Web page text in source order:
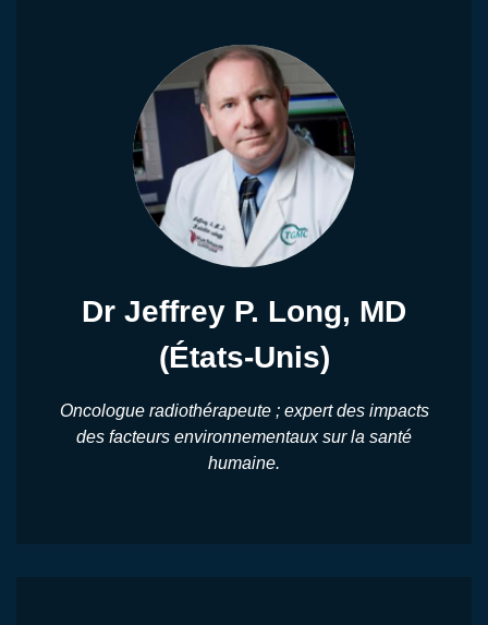
Dr Jeffrey P. Long, MD
(États-Unis)
Oncologue radiothérapeute ; expert des impacts
des facteurs environnementaux sur la santé
humaine.